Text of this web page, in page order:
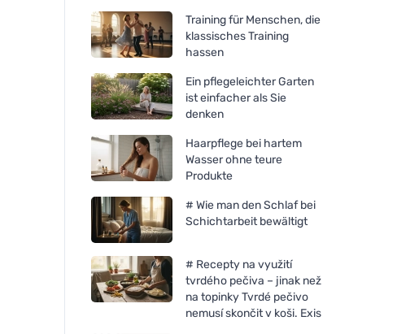
Training für Menschen, die
klassisches Training
hassen
Ein pflegeleichter Garten
ist einfacher als Sie
denken
Haarpflege bei hartem
Wasser ohne teure
Produkte
# Wie man den Schlaf bei
Schichtarbeit bewältigt
# Recepty na využití
tvrdého pečiva – jinak než
na topinky Tvrdé pečivo
nemusí skončit v koši. Exis